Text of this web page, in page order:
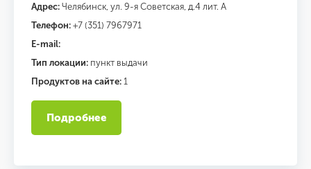
Адрес: Челябинск, ул. 9-я Советская, д.4 лит. А
Телефон: +7 (351) 7967971
E-mail:
Тип локации: пункт выдачи
Продуктов на сайте: 1
Подробнее